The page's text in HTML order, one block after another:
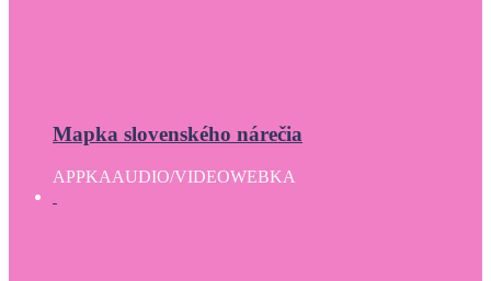
Mapka slovenského nárečia
APPKAAUDIO/VIDEOWEBKA